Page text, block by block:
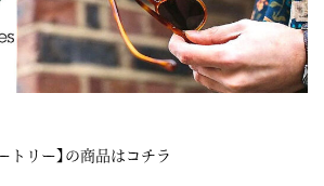
トリー】の商品はコチラ